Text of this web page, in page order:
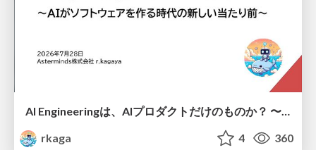
AI Engineeringは、AIプロダクトだけのものか？ 〜AIがソフトウェアを作る時代の新しい当たり前〜 / No AI in your product. AI Engineering in your development.
rkaga
4 360